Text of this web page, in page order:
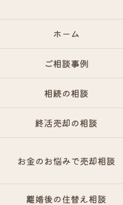
ホーム
ご相談事例
相続の相談
終活売却の相談
お金のお悩みで売却相談
離婚後の住替え相談